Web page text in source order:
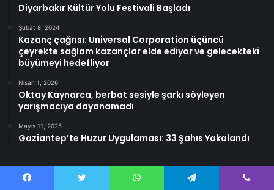
Diyarbakır Kültür Yolu Festivali Başladı
Şubat 8, 2024
Kazanç çağrısı: Universal Corporation üçüncü
çeyrekte sağlam kazançlar elde ediyor ve gelecekteki
büyümeyi hedefliyor
Nisan 1, 2026
Oktay Kaynarca, berbat sesiyle şarkı söyleyen
yarışmacıya dayanamadı
Mayıs 11, 2025
Gaziantep’te Huzur Uygulaması: 33 Şahıs Yakalandı